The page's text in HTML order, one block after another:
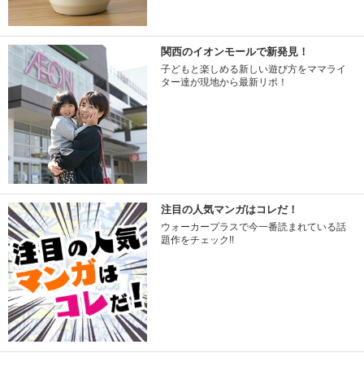
関西のイオンモールで新発見！
子どもと楽しめる新しい遊び方をママライ
ター達が現地から最新リポ！
注目の人気マンガはコレだ！
ウォーカープラスで今一番読まれている話
題作をチェック!!